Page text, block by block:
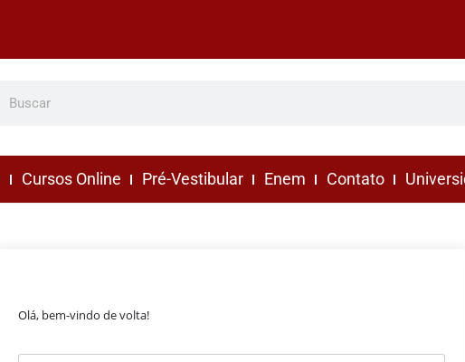
Cursos Online Pré-Vestibular Enem Contato
Olá, bem-vindo de volta!